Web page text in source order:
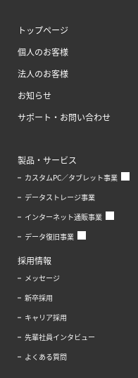
トップページ
個人のお客様
法人のお客様
お知らせ
サポート・お問い合わせ
製品・サービス
カスタムPC／タブレット事業
データストレージ事業
インターネット通販事業
データ復旧事業
採用情報
メッセージ
新卒採用
キャリア採用
先輩社員インタビュー
よくある質問